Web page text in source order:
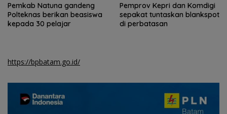
Pemprov Kepri dan Komdigi
sepakat tuntaskan blankspot
di perbatasan
Kemensos biayai perbaikan
rumah warga
berpenghasilan rendah di
https://bpbatam.go.id/